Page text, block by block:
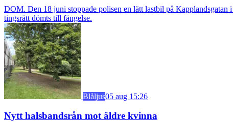
DOM. Den 18 juni stoppade polisen en lätt lastbil på
tingsrätt dömts till fängelse.
Blåljus05 aug 15:26
Nytt halsbandsrån mot äldre kvinna